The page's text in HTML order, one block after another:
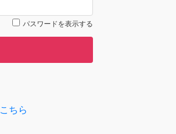
パスワードを表示する
こちら